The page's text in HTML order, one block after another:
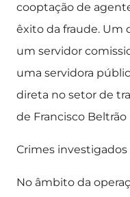
cooptação de
êxito da fraude. Um
um servidor
uma servidora
direta no setor de
de Francisco Beltrão
Crimes investigados
No âmbito da